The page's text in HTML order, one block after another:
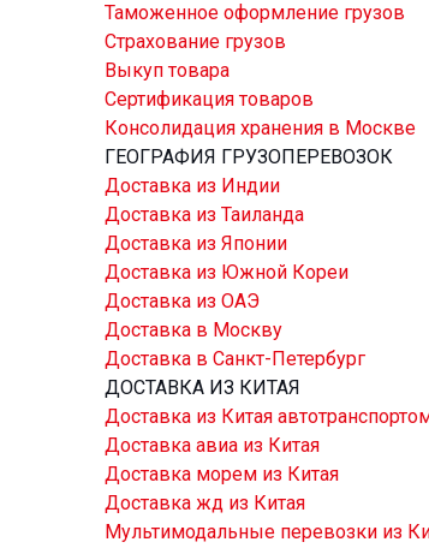
Таможенное оформление грузов
Страхование грузов
Выкуп товара
Сертификация товаров
Консолидация хранения в Москве
ГЕОГРАФИЯ ГРУЗОПЕРЕВОЗОК
Доставка из Индии
Доставка из Таиланда
Доставка из Японии
Доставка из Южной Кореи
Доставка из ОАЭ
Доставка в Москву
Доставка в Санкт-Петербург
ДОСТАВКА ИЗ КИТАЯ
Доставка из Китая
Доставка авиа из Китая
Доставка морем из Китая
Доставка жд из Китая
Мультимодальные перевозки из